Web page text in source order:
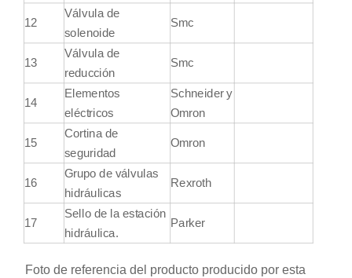
12
Válvula de
solenoide
Smc
13
Válvula de
reducción
Smc
14
Elementos
eléctricos
Schneider y
Omron
15
Cortina de
seguridad
Omron
16
Grupo de válvulas
hidráulicas
Rexroth
17
Sello de la estación
hidráulica.
Parker
Foto de referencia del producto producido por esta